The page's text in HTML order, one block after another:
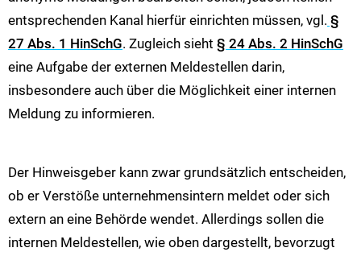
entsprechenden Kanal hierfür einrichten müssen, vgl. §
27 Abs. 1 HinSchG. Zugleich sieht § 24 Abs. 2 HinSchG
eine Aufgabe der externen Meldestellen darin,
insbesondere auch über die Möglichkeit einer internen
Meldung zu informieren.
Der Hinweisgeber kann zwar grundsätzlich entscheiden,
ob er Verstöße unternehmensintern meldet oder sich
extern an eine Behörde wendet. Allerdings sollen die
internen Meldestellen, wie oben dargestellt, bevorzugt